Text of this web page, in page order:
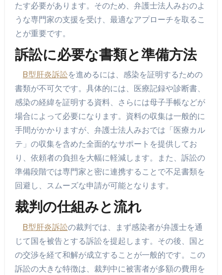
たす必要があります。そのため、弁護士法人みおのよ
うな専門家の支援を受け、最適なアプローチを取るこ
とが重要です。
訴訟に必要な書類と準備方法
B型肝炎訴訟を進めるには、感染を証明するための
書類が不可欠です。具体的には、医療記録や診断書、
感染の経緯を証明する資料、さらには母子手帳などが
場合によって必要になります。資料の収集は一般的に
手間がかかりますが、弁護士法人みおでは「医療カル
テ」の収集を含めた全面的なサポートを提供してお
り、依頼者の負担を大幅に軽減します。また、訴訟の
準備段階では専門家と密に連携することで不足書類を
回避し、スムーズな申請が可能となります。
裁判の仕組みと流れ
B型肝炎訴訟の裁判では、まず感染者が弁護士を通
じて国を被告とする訴訟を提起します。その後、国と
の交渉を経て和解が成立することが一般的です。この
訴訟の大きな特徴は、裁判中に被害者が多額の費用を